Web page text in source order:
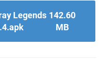
Legends 142.60
MB